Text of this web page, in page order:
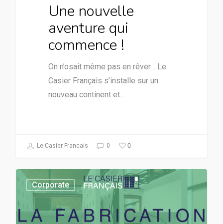
Une nouvelle
aventure qui
commence !
On n’osait même pas en rêver… Le
Casier Français s’installe sur un
nouveau continent et…
Le Casier Francais 0 0
Corporate